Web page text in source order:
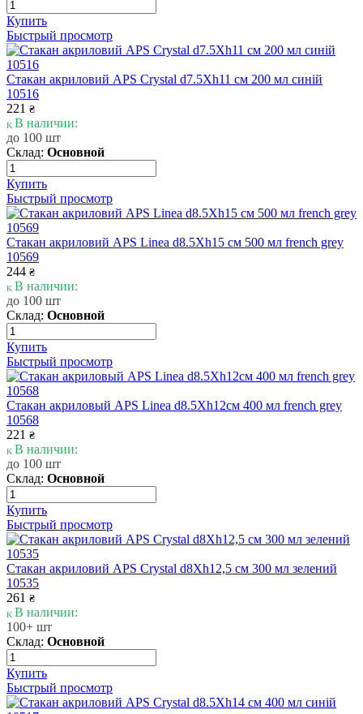
Купить
Быстрый просмотр
Стакан акриловий APS Crystal d7.5Xh11 см 200 мл синій
10516
221 ₴
В наличии:
до 100 шт
Склад: Основной
Купить
Быстрый просмотр
Стакан акриловий APS Linea d8.5Xh15 см 500 мл french grey
10569
244 ₴
В наличии:
до 100 шт
Склад: Основной
Купить
Быстрый просмотр
Стакан акриловый APS Linea d8.5Xh12см 400 мл french grey
10568
221 ₴
В наличии:
до 100 шт
Склад: Основной
Купить
Быстрый просмотр
Стакан акриловий APS Crystal d8Xh12,5 см 300 мл зелений
10535
261 ₴
В наличии:
100+ шт
Склад: Основной
Купить
Быстрый просмотр